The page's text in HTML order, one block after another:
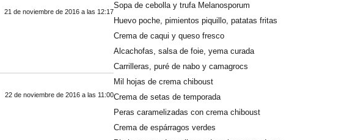
21 de noviembre de 2016 a las 12:17
22 de noviembre de 2016 a las 11:00
Sopa de cebolla y trufa Melanosporum
Huevo poche, pimientos piquillo, patatas fritas
Crema de caqui y queso fresco
Alcachofas, salsa de foie, yema curada
Carrilleras, puré de nabo y camagrocs
Mil hojas de crema chiboust
Crema de setas de temporada
Peras caramelizadas con crema chiboust
Crema de espárragos verdes